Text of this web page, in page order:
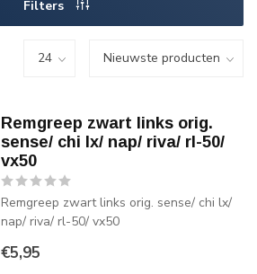
Filters
Remgreep zwart links orig.
sense/ chi lx/ nap/ riva/ rl-50/
vx50
Remgreep zwart links orig. sense/ chi lx/
nap/ riva/ rl-50/ vx50
€5,95